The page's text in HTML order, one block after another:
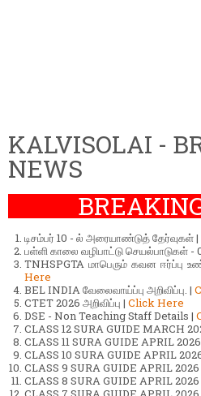
KALVISOLAI -
NEWS
டிசம்பர் 10 - ல் அரையாண்டுத் தேர்வுகள் |
பள்ளி காலை வழிபாட்டு செயல்பாடுகள் -
TNHSPGTA மாபெரும் கவன ஈர்ப்பு
Here
BEL INDIA வேலைவாய்ப்பு அறிவிப்பு. |
CTET 2026 அறிவிப்பு | Click Here
DSE - Non Teaching Staff Details |
CLASS 12 SURA GUIDE MARCH
CLASS 11 SURA GUIDE APRIL
CLASS 10 SURA GUIDE APRIL
CLASS 9 SURA GUIDE APRIL 2026
CLASS 8 SURA GUIDE APRIL 2026